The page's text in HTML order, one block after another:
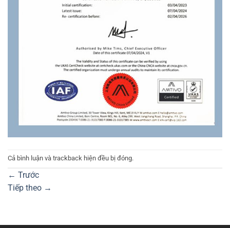
Cả bình luận và trackback hiện đều bị đóng.
← Trước
Tiếp theo →